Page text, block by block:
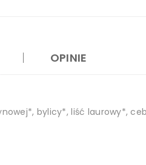
OPINIE
bylicy*, liść laurowy*,